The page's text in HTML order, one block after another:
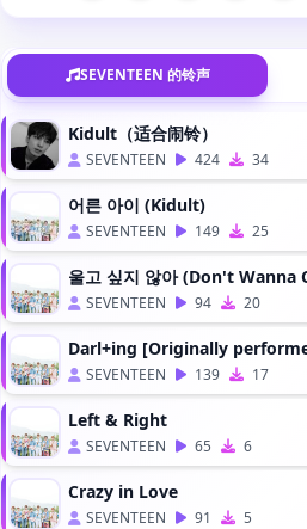
SEVENTEEN 的铃声
Kidult（适合闹铃）
SEVENTEEN 424 34
어른 아이 (Kidult)
SEVENTEEN 149 25
SEVENTEEN 94 20
SEVENTEEN 139 17
Left & Right
SEVENTEEN 65 6
Crazy in Love
SEVENTEEN 91 5